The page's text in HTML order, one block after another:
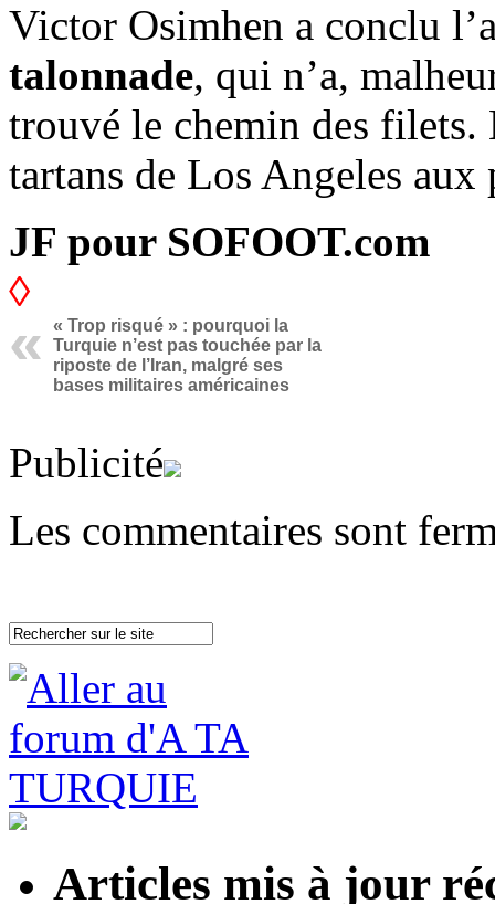
Victor Osimhen a conclu
talonnade, qui n’a,
trouvé le chemin des
tartans de Los Angeles
JF pour SOFOOT.com
◊
« Trop risqué » : pourquoi la
Turquie n’est pas touchée par la
riposte de l’Iran, malgré ses
bases militaires américaines
Publicité
Les commentaires sont
Articles mis à jour